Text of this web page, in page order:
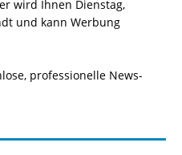
wird Ihnen Dienstag,
und kann Werbung
professionelle News-